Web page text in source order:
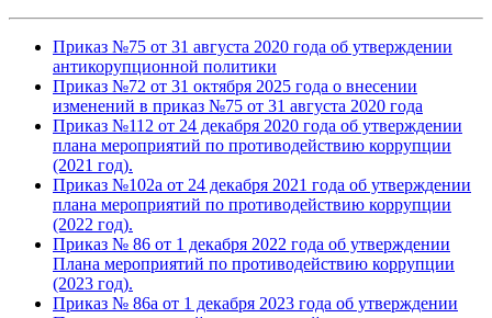
Приказ №75 от 31 августа 2020 года об утверждении
антикорупционной политики
Приказ №72 от 31 октября 2025 года о внесении
изменений в приказ №75 от 31 августа 2020 года
Приказ №112 от 24 декабря 2020 года об утверждении
плана мероприятий по противодействию коррупции
(2021 год).
Приказ №102а от 24 декабря 2021 года об утверждении
плана мероприятий по противодействию коррупции
(2022 год).
Приказ № 86 от 1 декабря 2022 года об утверждении
Плана мероприятий по противодействию коррупции
(2023 год).
Приказ № 86а от 1 декабря 2023 года об утверждении